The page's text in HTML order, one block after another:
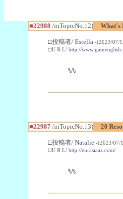
■22988 /inTopicNo.12) What's
□投稿者/ Estella -(2023/07/
□U R L/ http://
%%
■22987/inTopicNo.13) 20
□投稿者/ Natalie -(2023/07/
□U R L/ http://eurasiaaz.com/
%%